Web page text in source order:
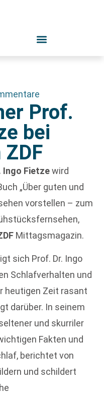
Prof.
bei
Ingo Fietzewird
„Über guten und
vorstellen – zum
Mittagsmagazin.
sich Prof. Dr. Ingo
Schlafverhalten und
heutigen Zeit rasant
darüber. In seinem
und skurriler
Fakten und
berichtet von
und schildert